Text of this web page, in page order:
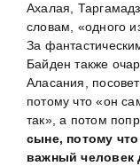
Ахалая,
словам, «одного
За
Байден также
Аласания,
потому что «он
так», а потом
сыне, потому
важный человек